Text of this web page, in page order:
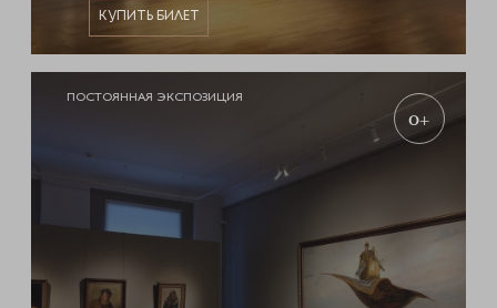
КУПИТЬ БИЛЕТ
ПОСТОЯННАЯ ЭКСПОЗИЦИЯ
0+